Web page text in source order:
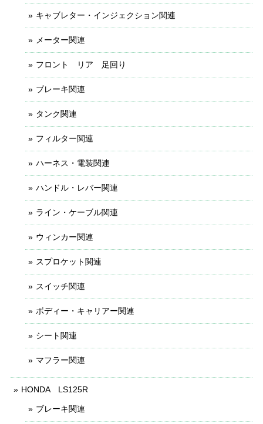
キャブレター・インジェクション関連
メーター関連
フロント リア 足回り
ブレーキ関連
タンク関連
フィルター関連
ハーネス・電装関連
ハンドル・レバー関連
ライン・ケーブル関連
ウィンカー関連
スプロケット関連
スイッチ関連
ボディー・キャリアー関連
シート関連
マフラー関連
HONDA LS125R
ブレーキ関連